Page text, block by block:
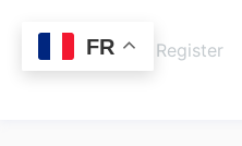
content
CartLogin / Register
FR